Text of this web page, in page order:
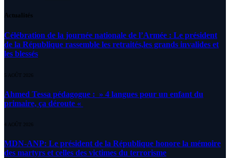
Actualités
Célébration de la journée nationale de l’Armée : Le président
de la République rassemble les retraités,les grands invalides et
les blessés
5 AOÛT 2026
Ahmed Tessa pédagogue : » 4 langues pour un enfant du
primaire, ça déroute «
4 AOÛT 2026
MDN-ANP: Le président de la République honore la mémoire
des martyrs et celles des victimes du terrorisme